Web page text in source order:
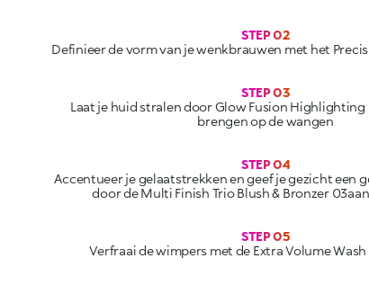
STEP 03
Laat je huid stralen door Glow Fusion Highlighting
STEP 04
Accentueer je gelaatstrekken en geef je gezicht een
door de Multi Finish Trio Blush & Bronzer
STEP 05
Verfraai de wimpers met de Extra Volume